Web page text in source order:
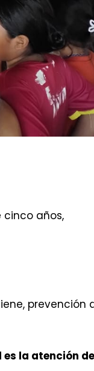
años,
prevención
la atención